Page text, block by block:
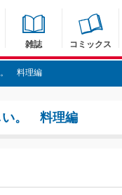
雑誌 コミックス
。 料理編
い。 料理編